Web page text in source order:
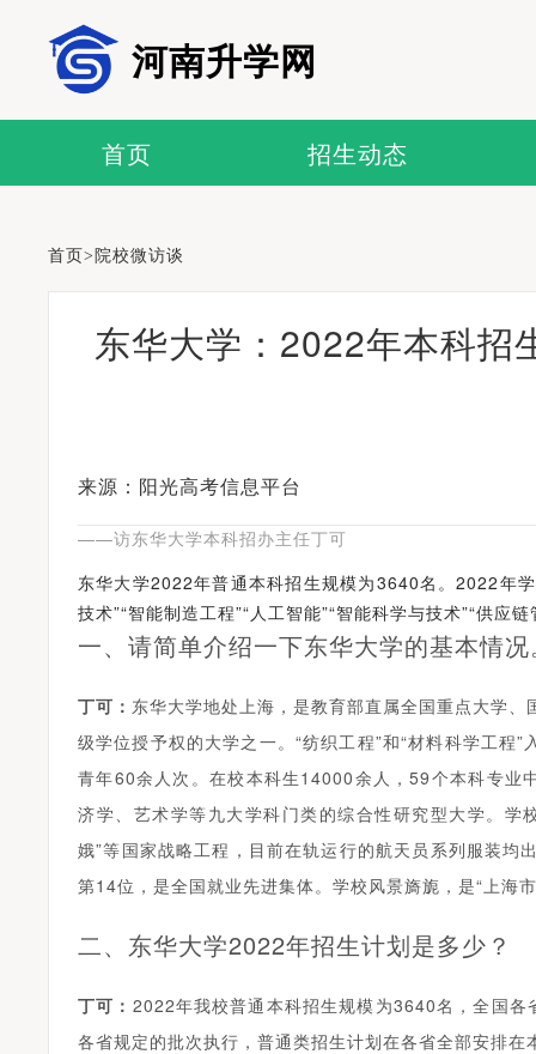
河南升学网
首页 招生动态
首页> 院校微访谈
东华大学：2022年本科招
来源：阳光高考信息平台
——访东华大学本科招办主任丁可
东华大学2022年普通本科招生规模为3640名。2022年
技术”“智能制造工程”“人工智能”“智能科学与技术”“供应
一、请简单介绍一下东华大学的基本情
丁可 ： 东华大学地处上海，是教育部直属全国重点大学
级学位授予权的大学之一。“纺织工程”和“材料科学工程
青年60余人次。在校本科生14000余人，59个本科专业
济学、艺术学等九大学科门类的综合性研究型大学。学
娥”等国家战略工程，目前在轨运行的航天员系列服装
第14位，是全国就业先进集体。学校风景旖旎，是“上海
二、东华大学2022年招生计划是多少？
丁可 ： 2022年我校普通本科招生规模为3640名，全国
各省规定的批次执行，普通类招生计划在各省全部安排在
著名京剧表演艺术家李胜素受聘担任河南大学河南戏剧艺术学院艺术总监